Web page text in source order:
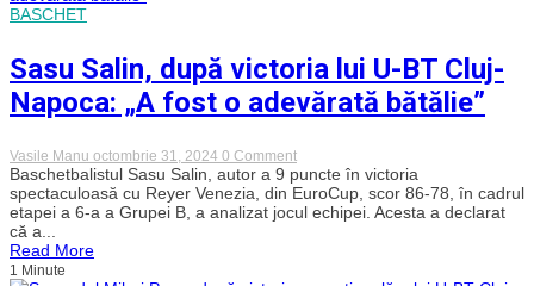
imensă
a
jucătorului
nostru,
clubului
din
prezent
trebuie
BASCHET
Sasu Salin, după victoria lui U-BT Cluj-
Napoca: „A fost o adevărată bătălie”
Vasile Manu octombrie 31, 2024 0 Commenton
Sasu
Salin,
după
victoria
Baschetbalistul Sasu Salin, autor a 9 puncte în victoria
spectaculoasă cu Reyer Venezia, din EuroCup, scor 86-78, în cadrul
etapei a 6-a a Grupei B, a analizat jocul echipei. Acesta a declarat
că a...
Read More
1 Minute